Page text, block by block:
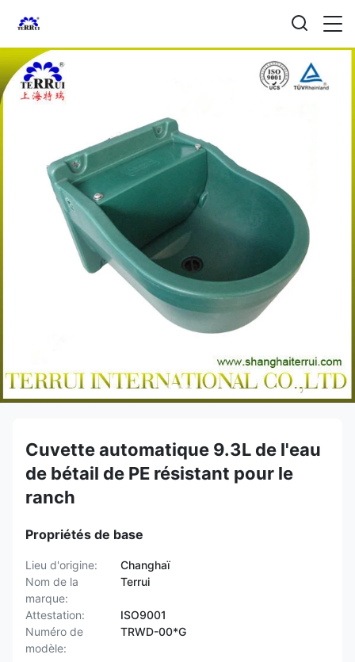
Cuvette automatique 9.3L de l'eau
de bétail de PE résistant pour le
ranch
Propriétés de base
Lieu d'origine:
Changhaï
Nom de la
marque:
Terrui
Attestation:
ISO9001
Numéro de
modèle:
TRWD-00*G